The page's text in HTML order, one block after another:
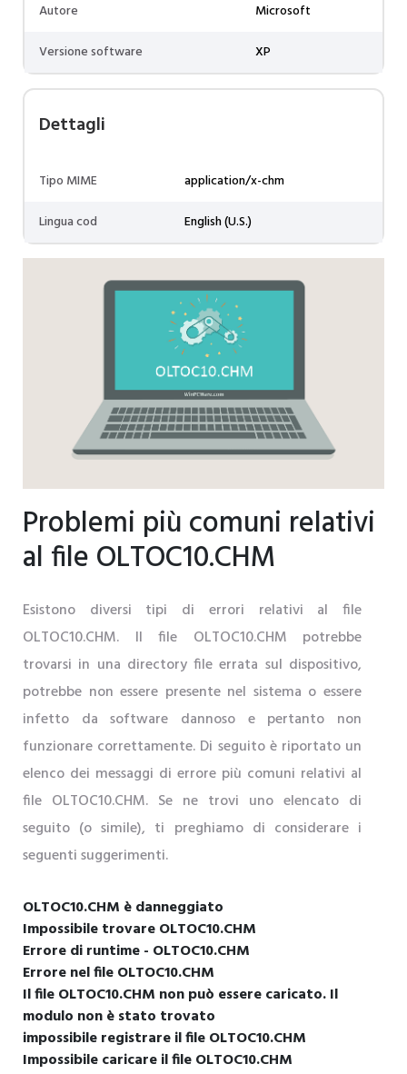
Autore
Microsoft
Versione software
XP
Dettagli
Tipo MIME
application/x-chm
Lingua cod
English (U.S.)
Problemi più comuni relativi
al file OLTOC10.CHM
Esistono diversi tipi di errori relativi al file
OLTOC10.CHM. Il file OLTOC10.CHM potrebbe
trovarsi in una directory file errata sul dispositivo,
potrebbe non essere presente nel sistema o essere
infetto da software dannoso e pertanto non
funzionare correttamente. Di seguito è riportato un
elenco dei messaggi di errore più comuni relativi al
file OLTOC10.CHM. Se ne trovi uno elencato di
seguito (o simile), ti preghiamo di considerare i
seguenti suggerimenti.
OLTOC10.CHM è danneggiato
Impossibile trovare OLTOC10.CHM
Errore di runtime - OLTOC10.CHM
Errore nel file OLTOC10.CHM
Il file OLTOC10.CHM non può essere caricato. Il
modulo non è stato trovato
impossibile registrare il file OLTOC10.CHM
Impossibile caricare il file OLTOC10.CHM